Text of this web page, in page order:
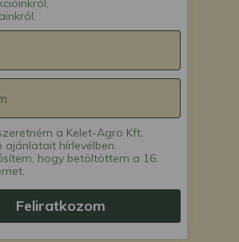
a Kelet-Agro Kft.
ajánlatait hírlevélben.
hogy betöltöttem a 16.
Feliratkozom